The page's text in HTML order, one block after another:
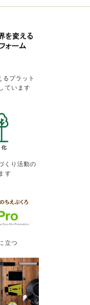
プラット
ています
くり活動の
す
立つ